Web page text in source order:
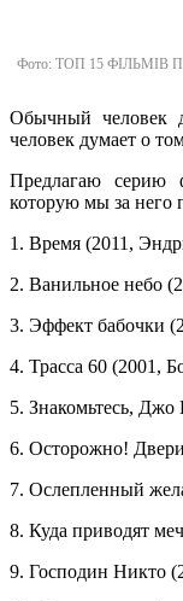
Фото: ТОП 15
Обычный человек
человек думает о
Предлагаю серию
которую мы за него
1. Время (2011,
2. Ванильное небо
3. Эффект бабочки
4. Трасса 60 (2001,
5. Знакомьтесь,
6. Осторожно!
7. Ослепленный
8. Куда приводят
9. Господин Никто